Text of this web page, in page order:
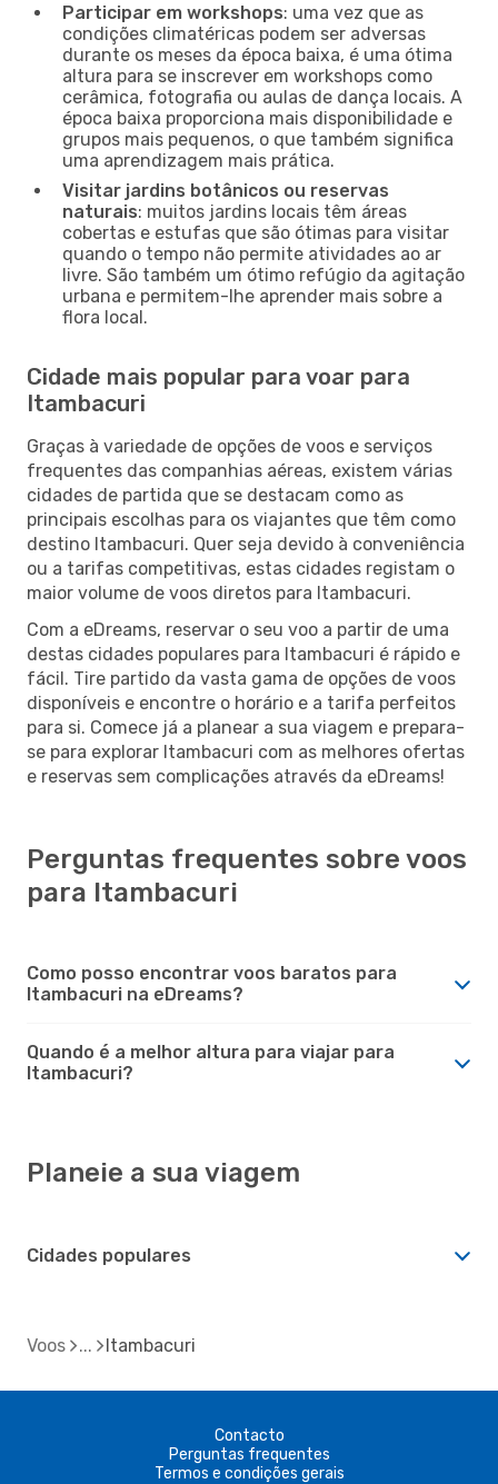
Participar em workshops: uma vez que as
condições climatéricas podem ser adversas
durante os meses da época baixa, é uma ótima
altura para se inscrever em workshops como
cerâmica, fotografia ou aulas de dança locais. A
época baixa proporciona mais disponibilidade e
grupos mais pequenos, o que também significa
uma aprendizagem mais prática.
Visitar jardins botânicos ou reservas
naturais: muitos jardins locais têm áreas
cobertas e estufas que são ótimas para visitar
quando o tempo não permite atividades ao ar
livre. São também um ótimo refúgio da agitação
urbana e permitem-lhe aprender mais sobre a
flora local.
Cidade mais popular para voar para
Itambacuri
Graças à variedade de opções de voos e serviços
frequentes das companhias aéreas, existem várias
cidades de partida que se destacam como as
principais escolhas para os viajantes que têm como
destino Itambacuri. Quer seja devido à conveniência
ou a tarifas competitivas, estas cidades registam o
maior volume de voos diretos para Itambacuri.
Com a eDreams, reservar o seu voo a partir de uma
destas cidades populares para Itambacuri é rápido e
fácil. Tire partido da vasta gama de opções de voos
disponíveis e encontre o horário e a tarifa perfeitos
para si. Comece já a planear a sua viagem e prepara-
se para explorar Itambacuri com as melhores ofertas
e reservas sem complicações através da eDreams!
Perguntas frequentes sobre voos
para Itambacuri
Como posso encontrar voos baratos para
Itambacuri na eDreams?
Quando é a melhor altura para viajar para
Itambacuri?
Planeie a sua viagem
Cidades populares
Voos Itambacuri
Contacto
Perguntas frequentes
Termos e condições gerais